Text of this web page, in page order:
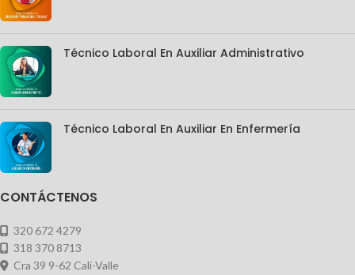
Técnico Laboral En Auxiliar Administrativo
Técnico Laboral En Auxiliar En Enfermería
CONTÁCTENOS
320 672 4279
318 370 8713
Cra 39 9-62 Cali-Valle